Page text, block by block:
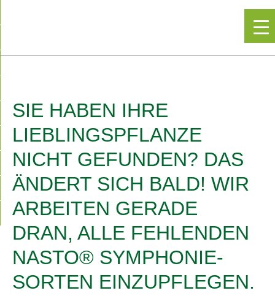
SIE HABEN IHRE
LIEBLINGSPFLANZE
NICHT GEFUNDEN? DAS
ÄNDERT SICH BALD! WIR
ARBEITEN GERADE
DRAN, ALLE FEHLENDEN
NASTO® SYMPHONIE-
SORTEN EINZUPFLEGEN.